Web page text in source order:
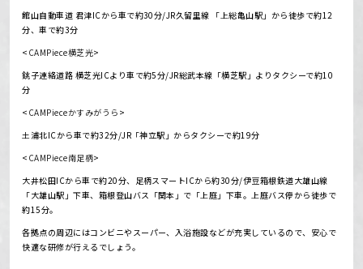
館山自動車道 君津ICから車で約30分/JR久留里線 「上総亀山駅」から徒歩で約12
分、車で約3分
< CAMPiece横芝光>
銚子連絡道路 横芝光ICより車で約5分/JR総武本線「横芝駅」よりタクシーで約10
分
< CAMPieceかすみがうら >
土浦北ICから車で約32分/JR「神立駅」からタクシーで約19分
< CAMPiece南足柄>
大井松田ICから車で約20分、足柄スマートICから約30分/伊豆箱根鉄道大雄山線
「大雄山駅」下車、箱根登山バス「関本」で「上庭」下車。上庭バス停から徒歩で
約15分。
各拠点の周辺にはコンビニやスーパー、入浴施設などが充実しているので、安心で
快適な研修が行えるでしょう。